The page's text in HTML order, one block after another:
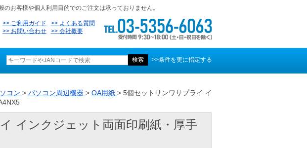
お客様や個人利用目的でのご注文は承っておりません。
ご利用ガイド
よくある質問
お問い合わせ
会社概要
>>条件を更に指定する
コン > パソコン周辺機器 > OA用紙 > 5個セットサンワサプライ イ
インクジェット両面印刷紙・厚手